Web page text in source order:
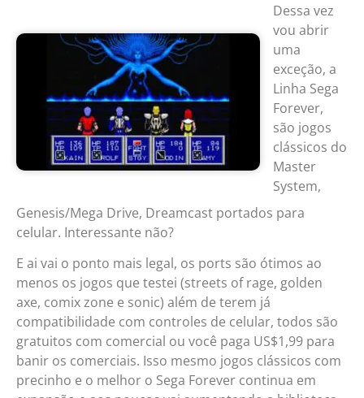
Dessa vez
vou abrir
uma
exceção, a
Linha Sega
Forever,
são jogos
clássicos do
Master
System,
Genesis/Mega Drive, Dreamcast portados para
celular. Interessante não?
E ai vai o ponto mais legal, os ports são ótimos ao
menos os jogos que testei (streets of rage, golden
axe, comix zone e sonic) além de terem já
compatibilidade com controles de celular, todos são
gratuitos com comercial ou você paga US$1,99 para
banir os comerciais. Isso mesmo jogos clássicos com
precinho e o melhor o Sega Forever continua em